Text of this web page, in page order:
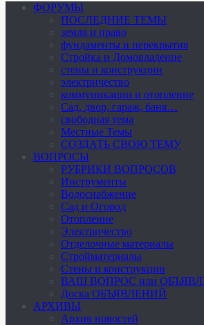
ФОРУМЫ
ПОСЛЕДНИЕ ТЕМЫ
земля и право
фундаменты и перекрытия
Стройка и Домовладение
стены и конструкции
электричество
коммуникации и отопление
Cад, двор, гараж, баня…
свободная тема
Местные Темы
СОЗДАТЬ СВОЮ ТЕМУ
ВОПРОСЫ
РУБРИКИ ВОПРОСОВ
Инструменты
Водоснабжение
Сад и Огород
Отопление
Электричество
Отделочные материалы
Стройматериалы
Стены и конструкции
ВАШ ВОПРОС или
Доска ОБЪЯВЛЕНИЙ
АРХИВЫ
Архив новостей